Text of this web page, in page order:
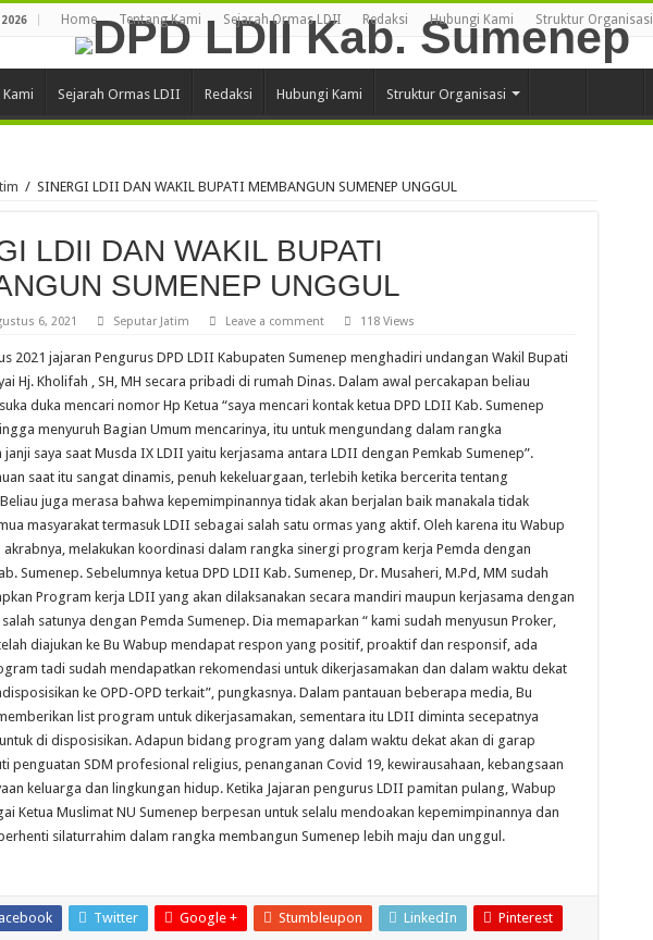
2026 Home Tentang Kami Sejarah Ormas LDII Redaksi Hubungi Kami Struktur Organisasi
Sejarah Ormas LDII Redaksi Hubungi Kami Struktur Organisasi
/ SINERGI LDII DAN WAKIL BUPATI MEMBANGUN SUMENEP UNGGUL
LDII DAN WAKIL BUPATI
SUMENEP UNGGUL
6, 2021 Seputar Jatim Leave a comment 118 Views
2021 jajaran Pengurus DPD LDII Kabupaten Sumenep menghadiri undangan Wakil Bupati
Hj. Kholifah , SH, MH secara pribadi di rumah Dinas. Dalam awal percakapan beliau
duka mencari nomor Hp Ketua “saya mencari kontak ketua DPD LDII Kab. Sumenep
menyuruh Bagian Umum mencarinya, itu untuk mengundang dalam rangka
saya saat Musda IX LDII yaitu kerjasama antara LDII dengan Pemkab Sumenep”.
saat itu sangat dinamis, penuh kekeluargaan, terlebih ketika bercerita tentang
juga merasa bahwa kepemimpinannya tidak akan berjalan baik manakala tidak
masyarakat termasuk LDII sebagai salah satu ormas yang aktif. Oleh karena itu Wabup
akrabnya, melakukan koordinasi dalam rangka sinergi program kerja Pemda dengan
Sumenep. Sebelumnya ketua DPD LDII Kab. Sumenep, Dr. Musaheri, M.Pd, MM sudah
Program kerja LDII yang akan dilaksanakan secara mandiri maupun kerjasama dengan
satunya dengan Pemda Sumenep. Dia memaparkan “ kami sudah menyusun Proker,
diajukan ke Bu Wabup mendapat respon yang positif, proaktif dan responsif, ada
tadi sudah mendapatkan rekomendasi untuk dikerjasamakan dan dalam waktu dekat
ke OPD-OPD terkait”, pungkasnya. Dalam pantauan beberapa media, Bu
list program untuk dikerjasamakan, sementara itu LDII diminta secepatnya
di disposisikan. Adapun bidang program yang dalam waktu dekat akan di garap
penguatan SDM profesional religius, penanganan Covid 19, kewirausahaan, kebangsaan
keluarga dan lingkungan hidup. Ketika Jajaran pengurus LDII pamitan pulang, Wabup
Ketua Muslimat NU Sumenep berpesan untuk selalu mendoakan kepemimpinannya dan
silaturrahim dalam rangka membangun Sumenep lebih maju dan unggul.
Twitter Google + Stumbleupon LinkedIn Pinterest